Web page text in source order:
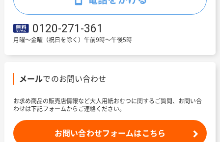
0120-271-361
月曜～金曜（祝日を除く）午前9時～午後5時
メールでのお問い合わせ
お求め商品の販売店情報など大人用紙おむつに関するご質問、お問い合
わせは下記フォームからご連絡ください。
お問い合わせフォームはこちら